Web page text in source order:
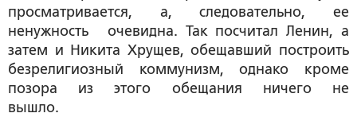
просматривается, а, следовательно, ее
ненужность очевидна. Так посчитал Ленин, а
затем и Никита Хрущев, обещавший построить
безрелигиозный коммунизм, однако кроме
позора из этого обещания ничего не
вышло.